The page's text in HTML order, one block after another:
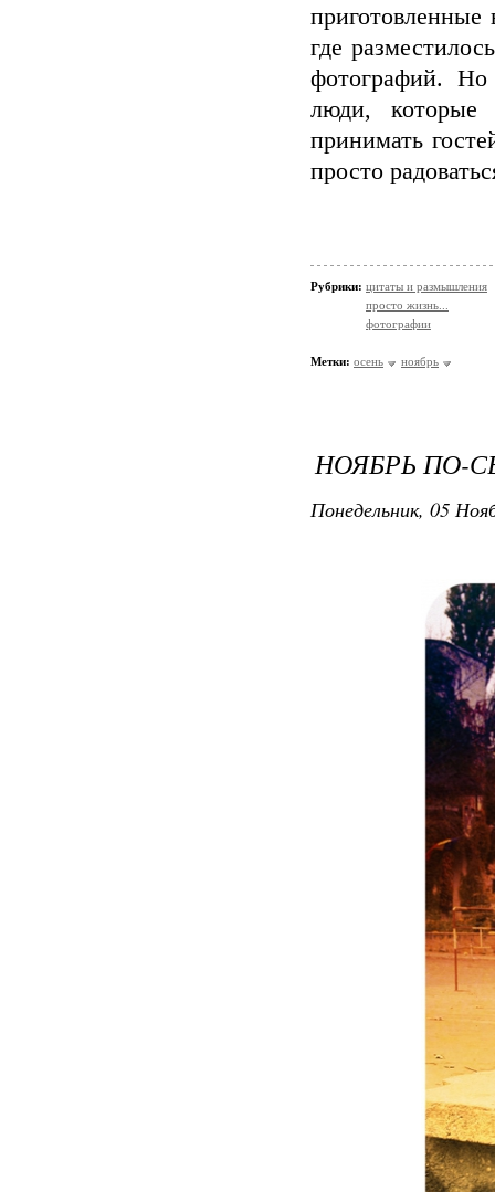
приготовленные
где
фотографий. Но
люди, которые
принимать
просто
Рубрики: цитаты и размышления
просто жизнь...
фотографии
Метки: осень ноябрь
НОЯБРЬ ПО-
Понедельник, 05